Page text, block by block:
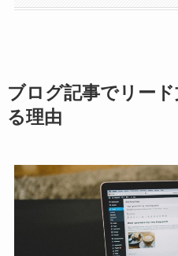
ブログ記事でリー
る理由